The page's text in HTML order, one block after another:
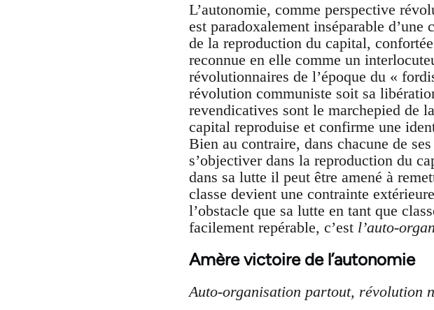
L’autonomie, comme perspective
est paradoxalement inséparable
de la reproduction du capital,
reconnue en elle comme un
révolutionnaires de l’époque du «
révolution communiste soit sa
revendicatives sont le marchepied de
capital reproduise et confirme une
Bien au contraire, dans chacune de
s’objectiver dans la reproduction du
dans sa lutte il peut être amené à
classe devient une contrainte
l’obstacle que sa lutte en tant que
facilement repérable, c’est l’auto-
Amère victoire de l’autonomie
Auto-organisation partout, révolution